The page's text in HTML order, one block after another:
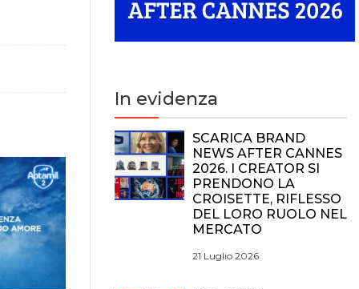
In evidenza
SCARICA BRAND
NEWS AFTER CANNES
2026. I CREATOR SI
PRENDONO LA
CROISETTE, RIFLESSO
DEL LORO RUOLO NEL
MERCATO
21 Luglio 2026